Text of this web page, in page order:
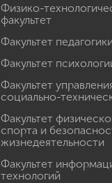
Физико-
факультет
Факультет педагогики
Факультет
Факультет
социально-
Факультет
спорта и
жизнедеятельности
Факультет
технологий